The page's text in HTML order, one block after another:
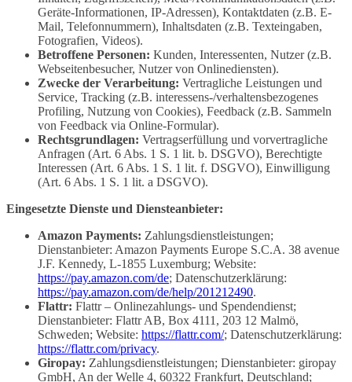
Geräte-Informationen, IP-Adressen), Kontaktdaten (z.B. E-
Mail, Telefonnummern), Inhaltsdaten (z.B. Texteingaben,
Fotografien, Videos).
Betroffene Personen: Kunden, Interessenten, Nutzer (z.B.
Webseitenbesucher, Nutzer von Onlinediensten).
Zwecke der Verarbeitung: Vertragliche Leistungen und
Service, Tracking (z.B. interessens-/verhaltensbezogenes
Profiling, Nutzung von Cookies), Feedback (z.B. Sammeln
von Feedback via Online-Formular).
Rechtsgrundlagen: Vertragserfüllung und vorvertragliche
Anfragen (Art. 6 Abs. 1 S. 1 lit. b. DSGVO), Berechtigte
Interessen (Art. 6 Abs. 1 S. 1 lit. f. DSGVO), Einwilligung
(Art. 6 Abs. 1 S. 1 lit. a DSGVO).
Eingesetzte Dienste und Diensteanbieter:
Amazon Payments: Zahlungsdienstleistungen;
Dienstanbieter: Amazon Payments Europe S.C.A. 38 avenue
J.F. Kennedy, L-1855 Luxemburg; Website:
https://pay.amazon.com/de; Datenschutzerklärung:
https://pay.amazon.com/de/help/201212490.
Flattr: Flattr – Onlinezahlungs- und Spendendienst;
Dienstanbieter: Flattr AB, Box 4111, 203 12 Malmö,
Schweden; Website: https://flattr.com/; Datenschutzerklärung:
https://flattr.com/privacy.
Giropay: Zahlungsdienstleistungen; Dienstanbieter: giropay
GmbH, An der Welle 4, 60322 Frankfurt, Deutschland;